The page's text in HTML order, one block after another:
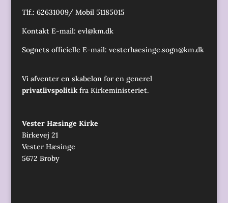
Tlf.: 62631009/ Mobil 51185015
Kontakt E-mail: evl@km.dk
Sognets officielle E-mail: vesterhaesinge.sogn@km.dk
Vi afventer en skabelon for en generel
privatlivspolitikfra Kirkeministeriet.
Vester Hæsinge Kirke
Birkevej 21
Vester Hæsinge
5672 Broby